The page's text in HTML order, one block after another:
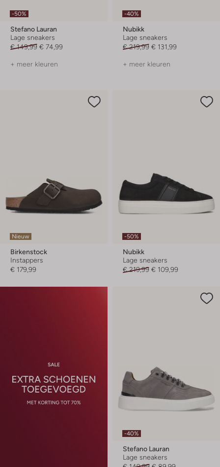
-50%
Stefano Lauran
Lage sneakers
€ 149,99 € 74,99
+ meer kleuren
-40%
Nubikk
Lage sneakers
€ 219,99 € 131,99
+ meer kleuren
Nieuw
Birkenstock
Instappers
€ 179,99
-50%
Nubikk
Lage sneakers
€ 219,99 € 109,99
-40%
Stefano Lauran
Lage sneakers